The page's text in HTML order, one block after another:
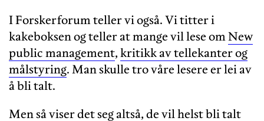
I Forskerforum teller vi også. Vi titter i
kakeboksen og teller at mange vil lese omNew
public management,kritikk av tellekanter og
målstyring. Man skulle tro våre lesere er lei av
å bli talt.
Men så viser det seg altså, de vil helst bli talt